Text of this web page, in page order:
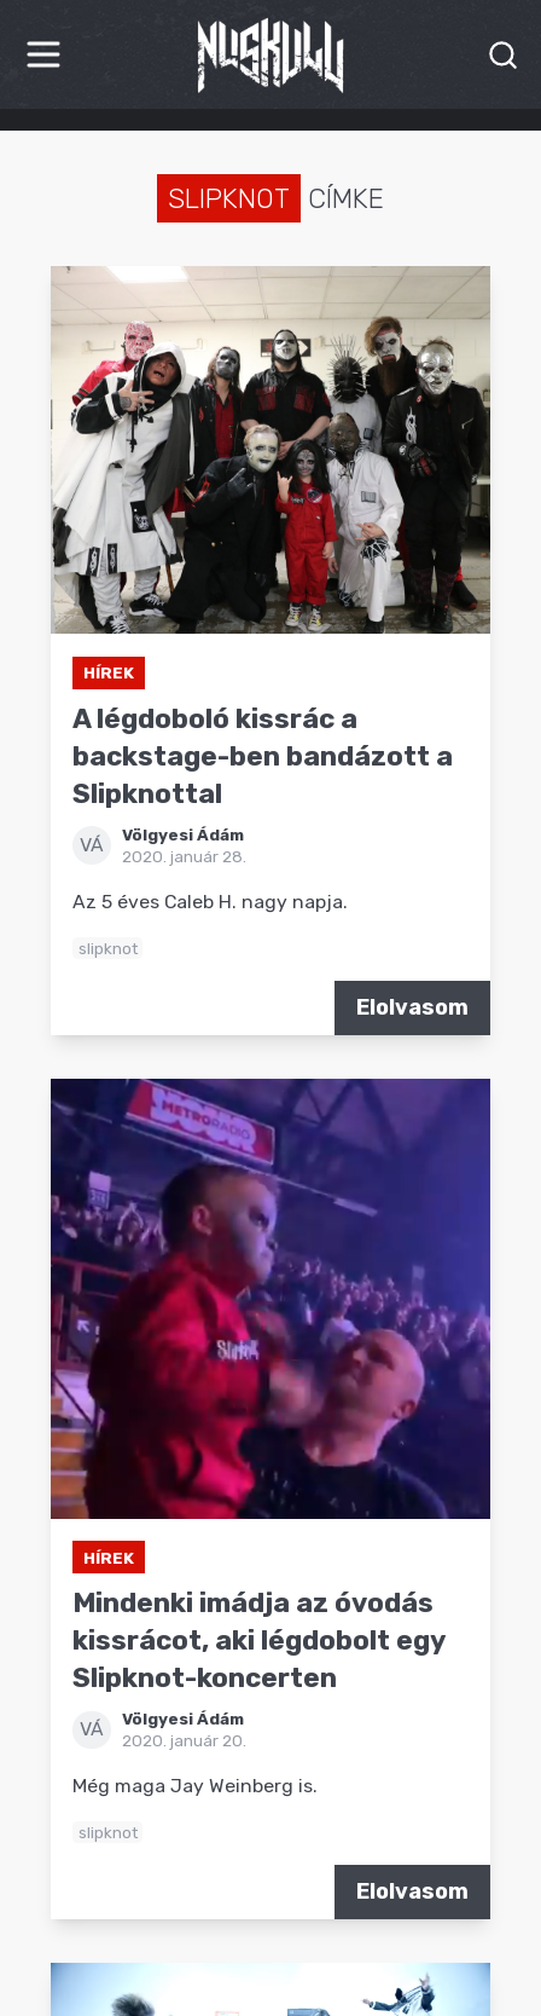
HÍREK
PREMIEREK
KULT
MÁSVILÁG
BLOG
SLIPKNOT CÍMKE
HÍREK
A légdoboló kissrác a
backstage-ben bandázott a
Slipknottal
VÁ
Völgyesi Ádám
2020. január 28.
Az 5 éves Caleb H. nagy napja.
slipknot
Elolvasom
HÍREK
Mindenki imádja az óvodás
kissrácot, aki légdobolt egy
Slipknot-koncerten
VÁ
Völgyesi Ádám
2020. január 20.
Még maga Jay Weinberg is.
slipknot
Elolvasom